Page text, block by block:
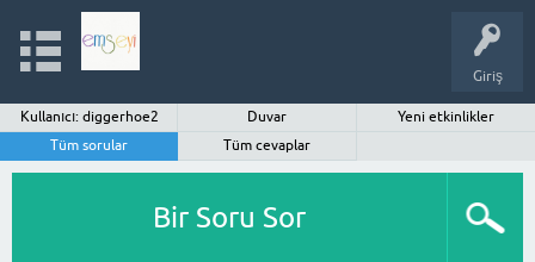
Giriş
Kullanıcı: diggerhoe2 Duvar
Yeni etkinlikler
Tüm sorular
Tüm cevaplar
Bir Soru Sor